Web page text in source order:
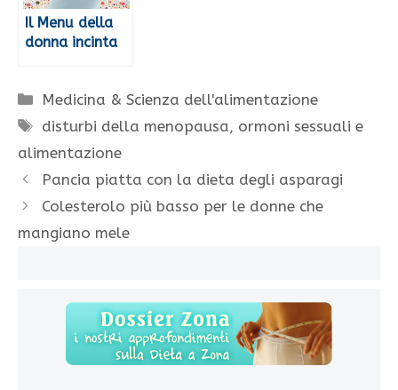
Il Menu della
donna incinta
Categorie
Medicina & Scienza dell'alimentazione
Tag
disturbi della menopausa, ormoni sessuali e
alimentazione
Pancia piatta con la dieta degli asparagi
Colesterolo più basso per le donne che
mangiano mele